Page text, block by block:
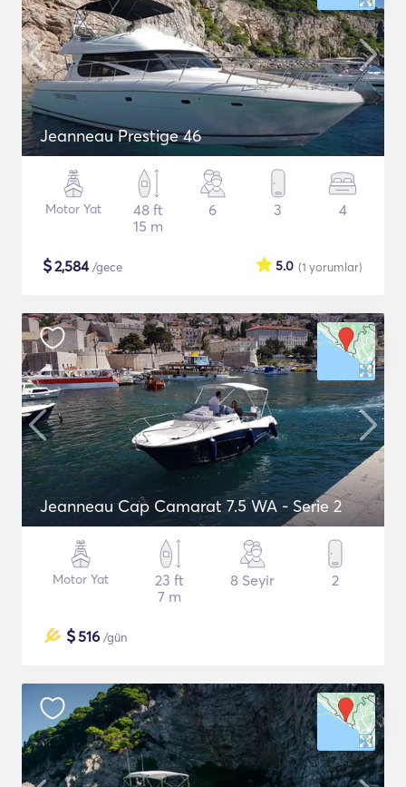
Jeanneau Prestige 46
Motor Yat
48 ft
15 m
6 3 4
$2,584/gece (1 yorumlar)
5.0
Jeanneau Cap Camarat 7.5 WA - Serie 2
Motor Yat
23 ft
7 m
8 Seyir 2
$516 /gün